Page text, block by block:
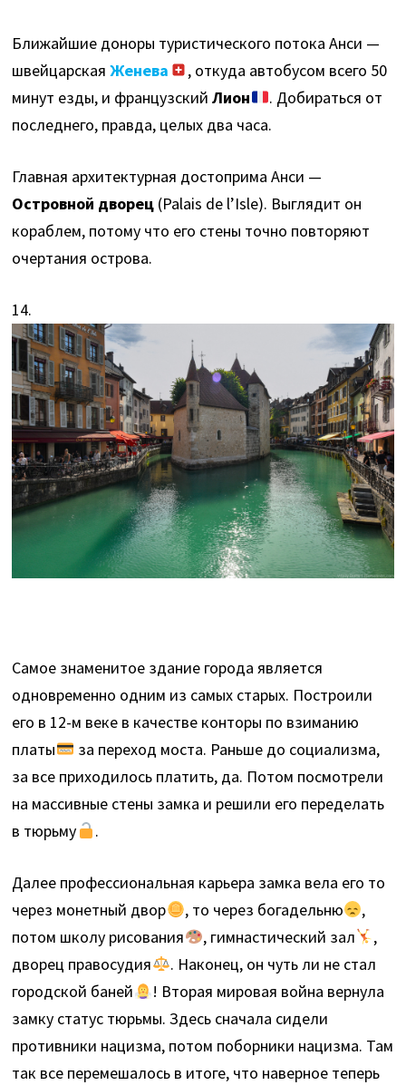
Ближайшие доноры туристического потока Анси —
швейцарскаяЖенева
, откуда автобусом всего 50
минут езды, и французскийЛион
. Добираться от
последнего, правда, целых два часа.
Главная архитектурная достоприма Анси —
Островной дворец (Palais de l’Isle). Выглядит он
кораблем, потому что его стены точно повторяют
очертания острова.
14.
Самое знаменитое здание города является
одновременно одним из самых старых. Построили
его в 12-м веке в качестве конторы по взиманию
платы
за переход моста. Раньше до социализма,
за все приходилось платить, да. Потом посмотрели
на массивные стены замка и решили его переделать
в тюрьму
.
Далее профессиональная карьера замка вела его то
через монетный двор
, то через богадельню
,
потом школу рисования
, гимнастический зал
,
дворец правосудия
. Наконец, он чуть ли не стал
городской баней
! Вторая мировая война вернула
замку статус тюрьмы. Здесь сначала сидели
противники нацизма, потом поборники нацизма. Там
так все перемешалось в итоге, что наверное теперь